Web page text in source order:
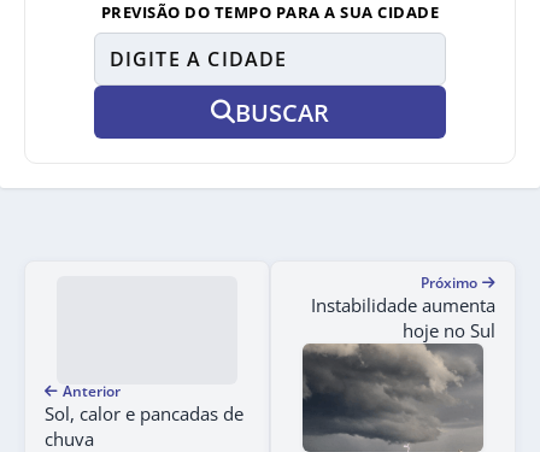
PREVISÃO DO TEMPO PARA A SUA CIDADE
BUSCAR
Anterior
Sol, calor e pancadas de
chuva
Próximo
Instabilidade aumenta
hoje no Sul